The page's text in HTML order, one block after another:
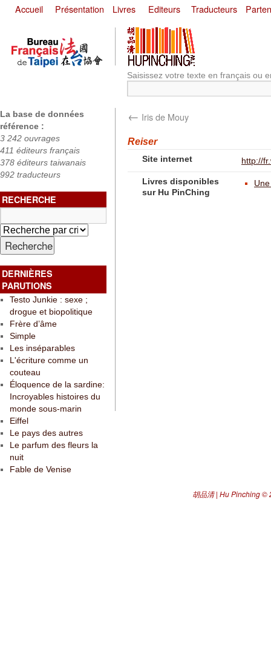
Accueil Présentation Livres Editeurs Traducteurs
Saisissez votre texte en français ou
La base de données
référence :
3 242 ouvrages
411 éditeurs français
378 éditeurs taiwanais
992 traducteurs
RECHERCHE
DERNIÈRES
PARUTIONS
Testo Junkie : sexe ;
drogue et biopolitique
Frère d’âme
Simple
Les inséparables
L'écriture comme un
couteau
Éloquence de la sardine:
Incroyables histoires du
monde sous-marin
Eiffel
Le pays des autres
Le parfum des fleurs la
nuit
Fable de Venise
← Iris de Mouy
Reiser
Site internet http://
Livres disponibles
sur Hu PinChing
胡品清 | Hu Pinching©